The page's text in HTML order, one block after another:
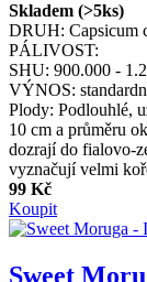
Skladem (>5ks)
DRUH: Capsicum
PÁLIVOST:
SHU: 900.000 -
VÝNOS:
Plody: Podlouhlé,
10 cm a průměru
dozrají do fialovo-
vyznačují velmi
99 Kč
Koupit
Sweet